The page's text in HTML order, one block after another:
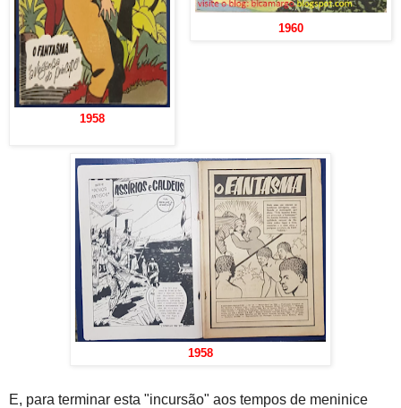
1960
1958
1958
E, para terminar esta "incursão" aos tempos de meninice